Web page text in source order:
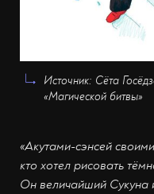
Источник: Сёта
«Магической битвы»
«Акутами-сэнсей
кто хотел рисовать
Он величайший Сукуна